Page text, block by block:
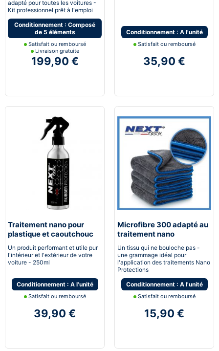
adapté pour toutes les voitures -
Kit professionnel prêt à l'emploi
Conditionnement : Composé
de 5 éléments
Satisfait ou remboursé
Livraison gratuite
199,90 €
Conditionnement : A l'unité
Satisfait ou remboursé
35,90 €
Traitement nano pour
plastique et caoutchouc
Un produit performant et utile pur
l'intérieur et l'extérieur de votre
voiture - 250ml
Conditionnement : A l'unité
Satisfait ou remboursé
39,90 €
Microfibre 300 adapté au
traitement nano
protection
Un tissu qui ne bouloche pas -
une grammage idéal pour
l'application des traitements Nano
Protections
Conditionnement : A l'unité
Satisfait ou remboursé
15,90 €